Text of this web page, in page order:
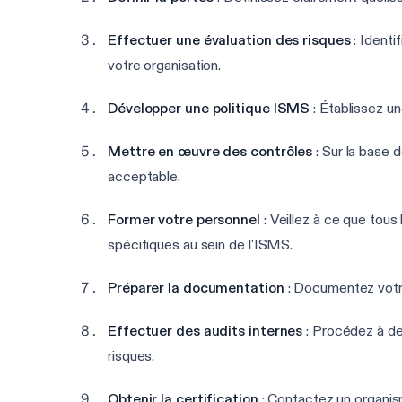
Effectuer une évaluation des risques:
votre organisation.
Développer une politique ISMS : Établissez
Mettre en œuvre des contrôles : Sur la base
acceptable.
Former votre personnel : Veillez à ce que
spécifiques au sein de l'ISMS.
Préparer la documentation : Documentez
Effectuer des audits internes : Procédez à
risques.